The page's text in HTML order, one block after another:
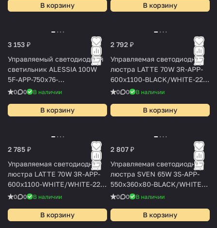
В корзину В корзину
3 153 ₽
Управляемый светодиодный
светильник ALESSIA 100W
5F-APP-750x76-
WHITE/WHITE-220-IP20
0 0 В наличии
В корзину
2 792 ₽
Управляемая светодиодная
люстра LATTE 70W 3R-APP-
600x1100-BLACK/WHITE-220-
IP20
0 0 В наличии
В корзину
2 785 ₽
Управляемая светодиодная
люстра LATTE 70W 3R-APP-
600x1100-WHITE/WHITE-220-
IP20
0 0 В наличии
В корзину
2 807 ₽
Управляемая светодиодная
люстра SVEN 65W 3S-APP-
550x360x80-BLACK/WHITE-
220-IP20
0 0 В наличии
В корзину